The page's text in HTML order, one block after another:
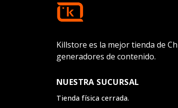
Killstore es la mejor tienda de
generadores de contenido.
NUESTRA SUCURSAL
Tienda física cerrada.